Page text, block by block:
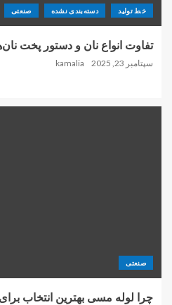
خط تولید دسته‌بندی نشده صنعتی
تفاوت انواع نان و دستور پخت
سپتامبر 23, 2025 kamalia
صنعتی
چرا لوله مسی بهترین انتخاب